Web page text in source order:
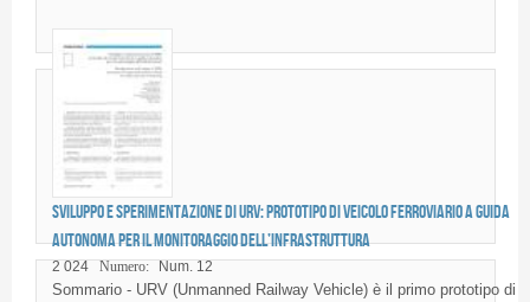
Sviluppo e sperimentazione di URV: prototipo di veicolo ferroviario a guida
autonoma per il monitoraggio dell’infrastruttura
2 024 Numero: Num. 12
Sommario - URV (Unmanned Railway Vehicle) è il primo prototipo di